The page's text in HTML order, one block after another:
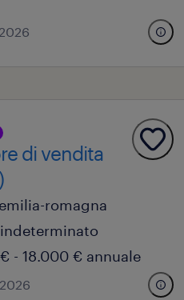
di vendita
romagna
- 18.000 € annuale